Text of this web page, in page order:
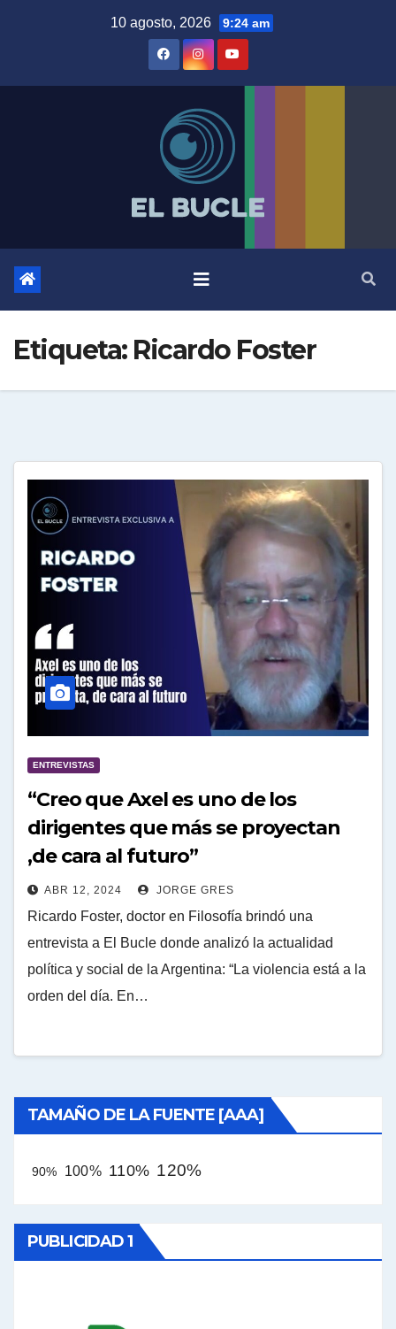
10 agosto, 2026 9:24 am
Etiqueta: Ricardo Foster
ENTREVISTAS
“Creo que Axel es uno de los
dirigentes que más se proyectan
,de cara al futuro”
ABR 12, 2024 JORGE GRES
Ricardo Foster, doctor en Filosofía brindó una
entrevista a El Bucle donde analizó la actualidad
política y social de la Argentina: “La violencia está a la
orden del día. En…
TAMAÑO DE LA FUENTE [AAA]
90% 100% 110% 120%
PUBLICIDAD 1